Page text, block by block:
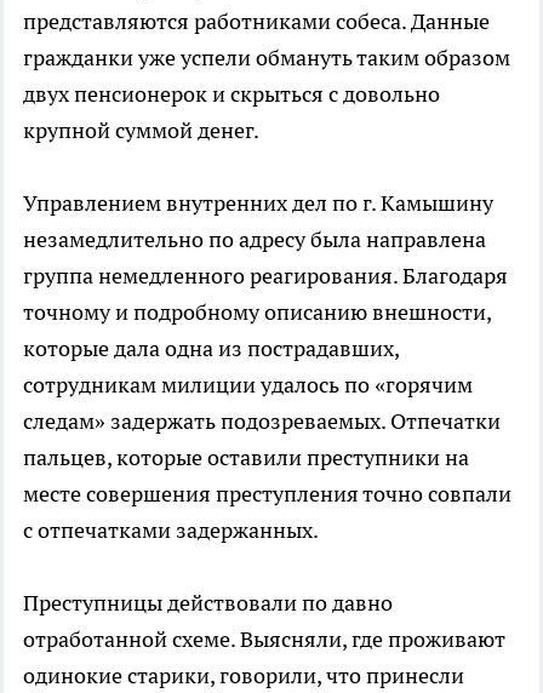
представляются работниками собеса. Данные
гражданки уже успели обмануть таким образом
двух пенсионерок и скрыться с довольно
крупной суммой денег.
Управлением внутренних дел по г. Камышину
незамедлительно по адресу была направлена
группа немедленного реагирования. Благодаря
точному и подробному описанию внешности,
которые дала одна из пострадавших,
сотрудникам милиции удалось по «горячим
следам» задержать подозреваемых. Отпечатки
пальцев, которые оставили преступники на
месте совершения преступления точно совпали
с отпечатками задержанных.
Преступницы действовали по давно
отработанной схеме. Выясняли, где проживают
одинокие старики, говорили, что принесли